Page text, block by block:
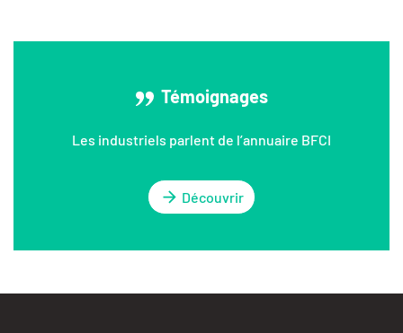
Témoignages
Les industriels parlent de l’annuaire BFCI
Découvrir